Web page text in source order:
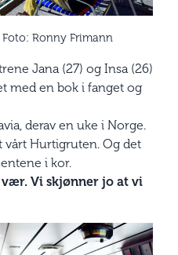
Ronny Frimann
Jana (27) og Insa (26)
med en bok i fanget og
derav en uke i Norge.
vårt Hurtigruten. Og det
i kor.
Vi skjønner jo at vi